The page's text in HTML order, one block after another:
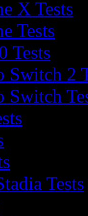
X Tests
Tests
Tests
Switch 2
Switch
Tests